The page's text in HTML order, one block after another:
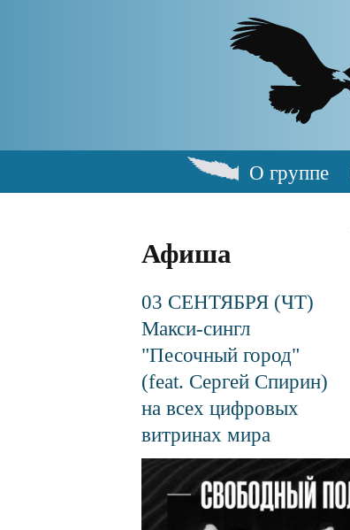
Main
О группе
Афиша
03 СЕНТЯБРЯ (ЧТ)
Макси-сингл
"Песочный город"
(feat. Сергей Спирин)
на всех цифровых
витринах мира
Файл
изображения